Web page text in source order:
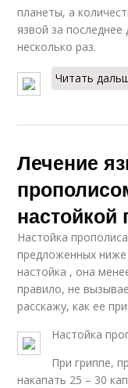
планеты, а
язвой за последнее
несколько раз.
Читать
Лечение
настойкой
Настойка
предложенных ниже
настойка , она
правило, не
расскажу, как ее
Настойка
При гриппе,
накапать 25 – 30